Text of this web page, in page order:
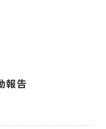
報告